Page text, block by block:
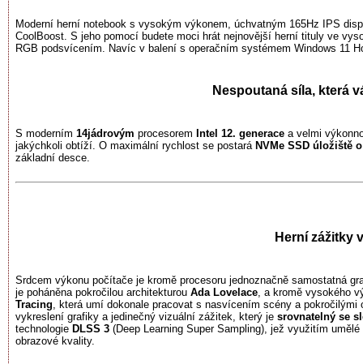
Moderní herní notebook s vysokým výkonem, úchvatným 165Hz IPS
CoolBoost. S jeho pomocí budete moci hrát nejnovější herní tituly ve
RGB podsvícením. Navíc v balení s operačním systémem Windows 11
Nespoutaná síla, která
S moderním 14jádrovým procesorem Intel 12. generace a velmi
jakýchkoli obtíží. O maximální rychlost se postará NVMe SSD úložiště
základní desce.
Herní zážitky
Srdcem výkonu počítače je kromě procesoru jednoznačně samostatná
je poháněna pokročilou architekturou Ada Lovelace , a kromě vysokého
Tracing , která umí dokonale pracovat s nasvícením scény a
vykreslení grafiky a jedinečný vizuální zážitek, který je srovnatelný se
technologie DLSS 3 (Deep Learning Super Sampling), jež využitím
obrazové kvality.